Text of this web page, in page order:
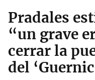
Pradales
“un grave
cerrar la
del